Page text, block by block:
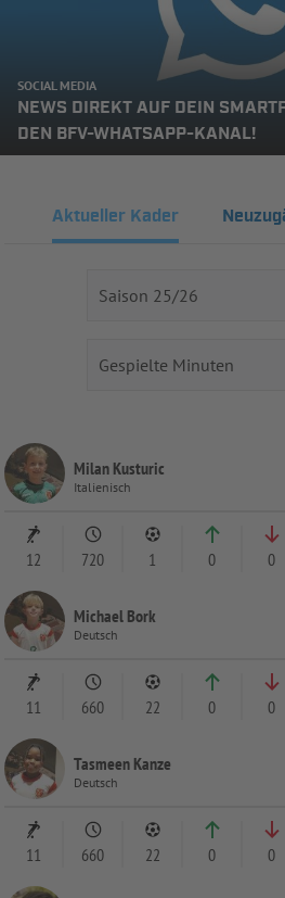
SOCIAL MEDIA
NEWS DIREKT AUF DEIN
DEN BFV-WHATSAPP-KANAL!
Aktueller Kader
Milan Kusturic
Italienisch
12 720 1 0 0
Michael Bork
Deutsch
11 660 22 0 0
Tasmeen Kanze
Deutsch
11 660 22 0 0